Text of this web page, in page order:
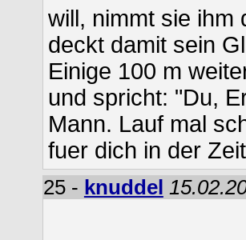
will, nimmt sie ihm
deckt damit sein
Einige 100 m
und spricht: "Du,
Mann. Lauf mal
fuer dich in der
25 - knuddel